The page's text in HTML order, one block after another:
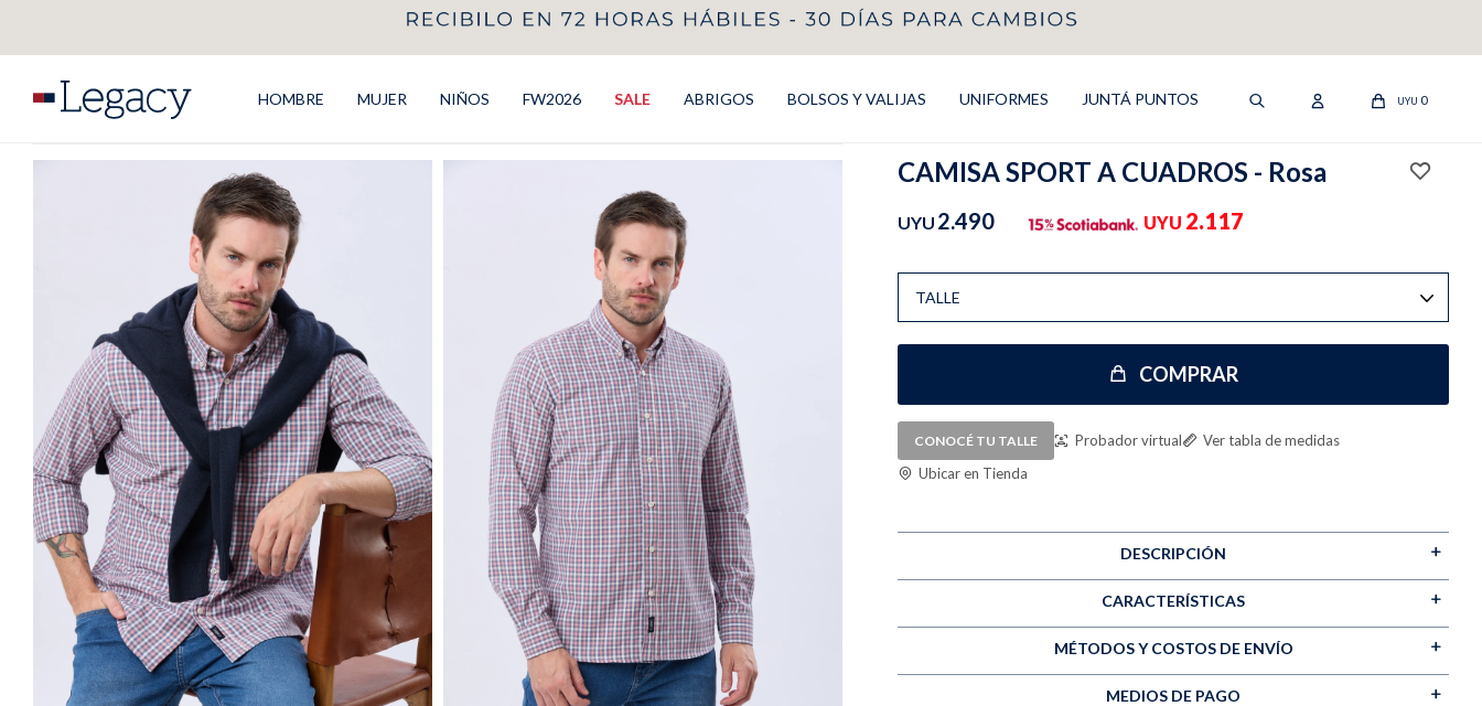
HOMBRE MUJER NIÑOS FW2026 SALE ABRIGOS BOLSOS Y VALIJAS UNIFORMES JUNTÁ PUNTOS UYU 0
CAMISA SPORT A CUADROS - Rosa
UYU 2.490 UYU 2.117
TALLE
COMPRAR
CONOCÉ TU TALLE Probador virtual
Ver tabla de medidas
Ubicar en Tienda
DESCRIPCIÓN
CARACTERÍSTICAS
MÉTODOS Y COSTOS DE ENVÍO
MEDIOS DE PAGO